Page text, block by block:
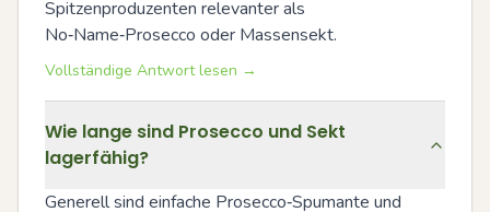
Spitzenproduzenten relevanter als
No‑Name‑Prosecco oder Massensekt.
Vollständige Antwort lesen →
Wie lange sind Prosecco und Sekt
lagerfähig?
Generell sind einfache Prosecco‑Spumante und